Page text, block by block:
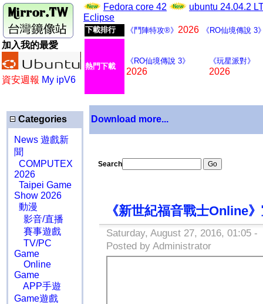
加入我的最愛
資安週報 My ipV6
Fedora core 42
ubuntu 24.04.2
Eclipse
下載排行 《鬥陣特攻®》 2026 《RO仙境傳說 3
熱門下載
《RO仙境傳說 3》
2026
《玩星派對》
2026
Categories
News 遊戲新
聞
COMPUTEX
2026
Taipei Game
Show 2026
動漫
影音/直播
賽事遊戲
TV/PC
Game
Online
Game
APP手遊
Game遊戲
Download more...
Search
《新世紀福音戰士Online
Saturday, August 27, 2016, 01:05 -
Posted by Administrator